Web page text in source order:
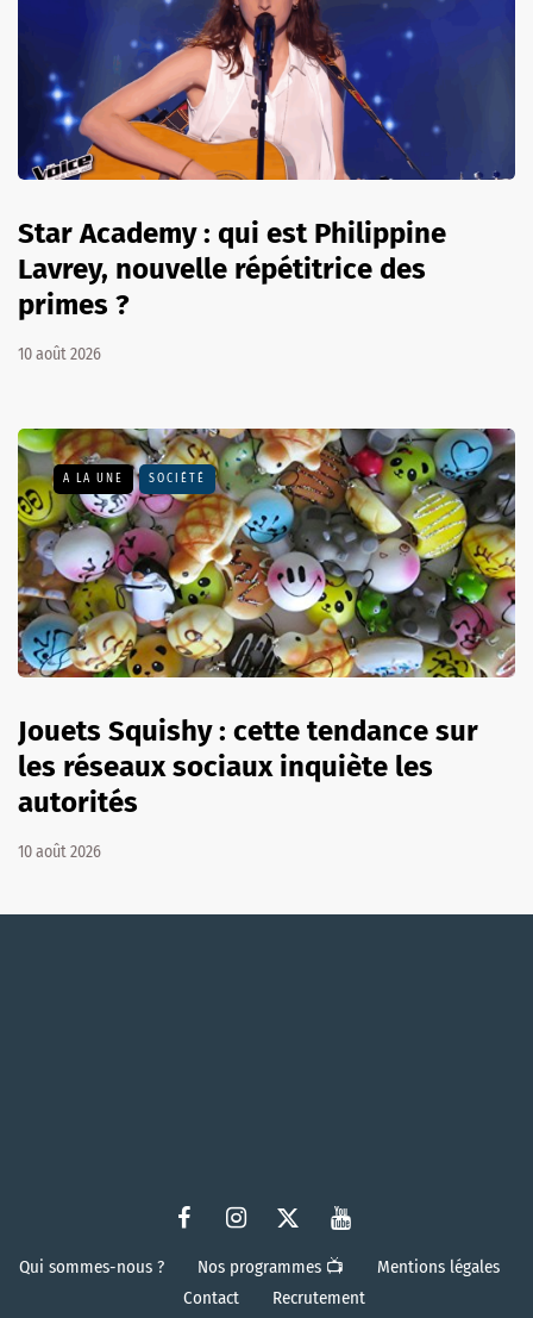
Star Academy : qui est Philippine
Lavrey, nouvelle répétitrice des
primes ?
10 août 2026
A LA UNE SOCIÉTÉ
Jouets Squishy : cette tendance sur
les réseaux sociaux inquiète les
autorités
10 août 2026
Qui sommes-nous ? Nos programmes 📺
Mentions légales
Contact
Recrutement